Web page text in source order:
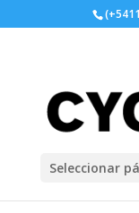
Seleccionar